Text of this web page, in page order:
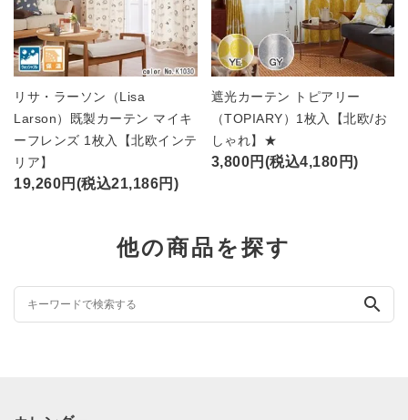
リサ・ラーソン（Lisa
Larson）既製カーテン マイキ
ーフレンズ 1枚入【北欧インテ
リア】
19,260円(税込21,186円)
遮光カーテン トピアリー
（TOPIARY）1枚入【北欧/お
しゃれ】★
3,800円(税込4,180円)
他の商品を探す
search